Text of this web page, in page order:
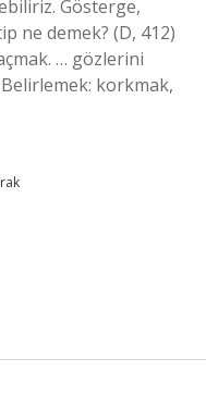
Gösterge,
ne demek? (D, 412)
… gözlerini
Belirlemek: korkmak,